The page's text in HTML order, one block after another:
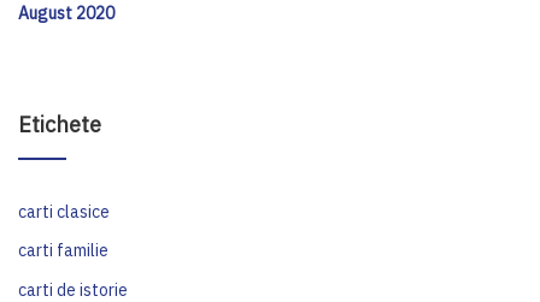
August 2020
Etichete
carti clasice
carti familie
carti de istorie